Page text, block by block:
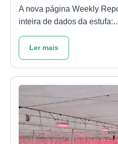
A nova página Weekly
inteira de dados da
Ler mais